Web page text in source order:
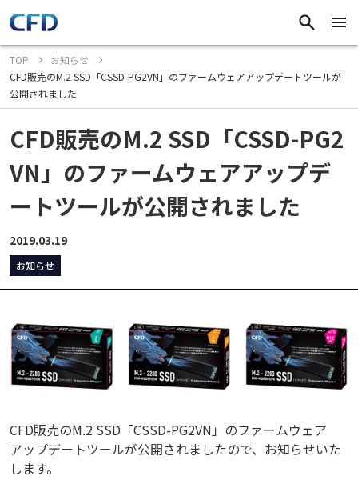
TOP
お知らせ
CFD販売のM.2 SSD「CSSD-PG2VN」のファームウェアアップデートツールが
公開されました
CFD販売のM.2 SSD「CSSD-PG2
VN」のファームウェアアップデ
ートツールが公開されました
2019.03.19
お知らせ
CFD販売のM.2 SSD「CSSD-PG2VN」のファームウェア
アップデートツールが公開されましたので、お知らせいた
します。